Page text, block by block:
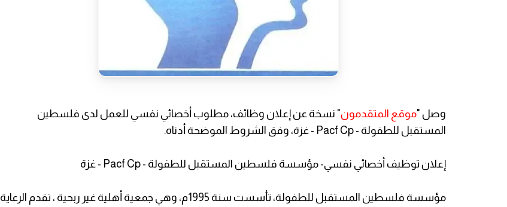
وصل "موقع المتقدمون" نسخة عن إعلان وظائف، مطلوب أخصائي نفسي للعمل لدى فلسطين
المستقبل للطفولة - Pacf Cp - غزة، وفق الشروط الموضحة أدناه.
إعلان توظيف أخصائي نفسي- مؤسسة فلسطين المستقبل للطفولة - Pacf Cp - غزة
مؤسسة فلسطين المستقبل للطفولة، تأسست سنة 1995م، وهي جمعية أهلية غير ربحية ، تقدم الرعاية